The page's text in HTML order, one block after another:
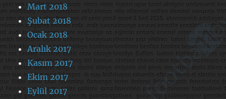
Mart 2018
Şubat 2018
Ocak 2018
Aralık 2017
Kasım 2017
Ekim 2017
Eylül 2017